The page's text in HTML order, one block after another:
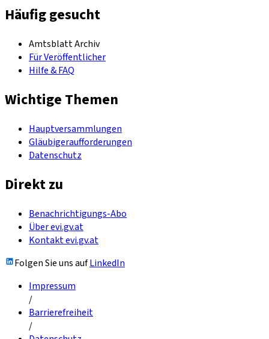
Häufig gesucht
Amtsblatt Archiv
Für Veröffentlicher
Hilfe & FAQ
Wichtige Themen
Hauptversammlungen
Gläubigeraufforderungen
Datenschutz
Direkt zu
Benachrichtigungs-Abo
Über evi.gv.at
Kontakt evi.gv.at
Folgen Sie uns aufLinkedIn
Impressum
/
Barrierefreiheit
/